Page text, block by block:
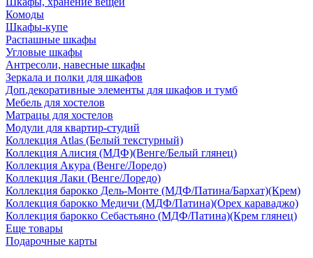
Комоды
Шкафы-купе
Распашные шкафы
Угловые шкафы
Антресоли, навесные шкафы
Зеркала и полки для шкафов
Доп.декоративные элементы для шкафов и тумб
Мебель для хостелов
Матрацы для хостелов
Модули для квартир-студий
Коллекция Atlas (Белый текстурный)
Коллекция Алисия (МДФ)(Венге/Белый глянец)
Коллекция Акура (Венге/Лоредо)
Коллекция Лаки (Венге/Лоредо)
Коллекция барокко Дель-Монте (МДФ/Патина/Бархат)(Крем)
Коллекция барокко Медичи (МДФ/Патина)(Орех караваджо)
Коллекция барокко Себастьяно (МДФ/Патина)(Крем глянец)
Еще товары
Подарочные карты